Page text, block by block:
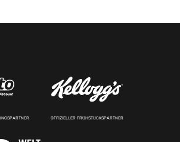
OFFIZIELLER FRÜHSTÜCKSPARTNER